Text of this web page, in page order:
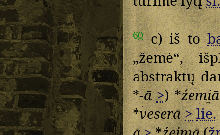
60c) iš to
„žemė“,
abstraktų
*-ā >) *źemi̯ā
*veserā > lie.